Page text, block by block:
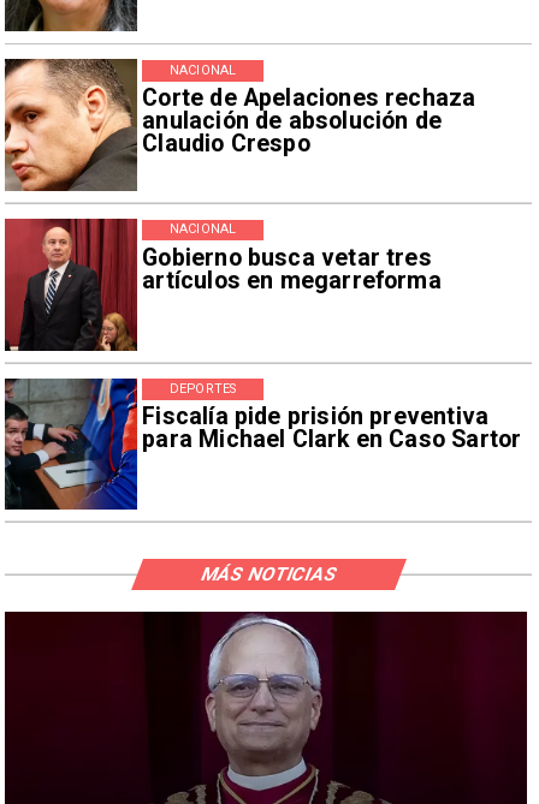
Corte de Apelaciones rechaza
anulación de absolución de
Claudio Crespo
NACIONAL
Gobierno busca vetar tres
artículos en megarreforma
NACIONAL
Fiscalía pide prisión preventiva
para Michael Clark en Caso Sartor
DEPORTES
MÁS NOTICIAS